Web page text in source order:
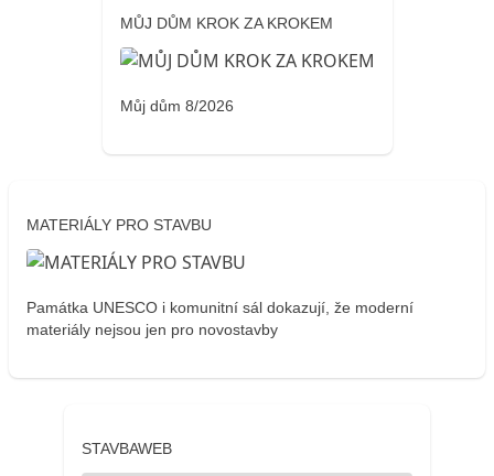
MŮJ DŮM KROK ZA KROKEM
Můj dům 8/2026
MATERIÁLY PRO STAVBU
Památka UNESCO i komunitní sál dokazují, že moderní
materiály nejsou jen pro novostavby
STAVBAWEB